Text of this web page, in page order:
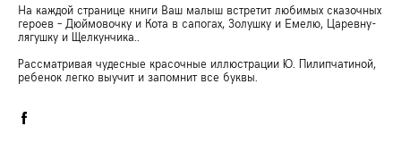
На каждой странице книги Ваш малыш встретит любимых сказочных
героев – Дюймовочку и Кота в сапогах, Золушку и Емелю, Царевну-
лягушку и Щелкунчика..
Рассматривая чудесные красочные иллюстрации Ю. Пилипчатиной,
ребенок легко выучит и запомнит все буквы.